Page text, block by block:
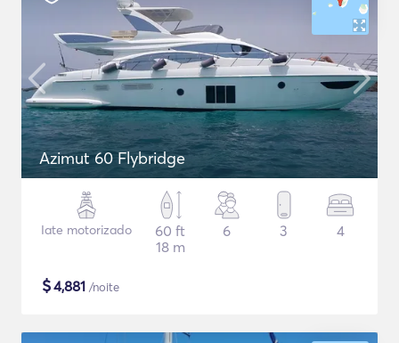
Azimut 60 Flybridge
Iate motorizado
60 ft
18 m
6 3 4
$4,881 /noite